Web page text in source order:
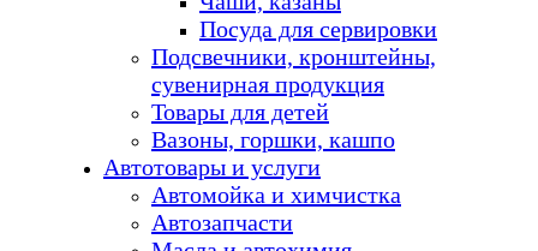
Посуда для сервировки
Подсвечники, кронштейны,
сувенирная продукция
Товары для детей
Вазоны, горшки, кашпо
Автотовары и услуги
Автомойка и химчистка
Автозапчасти